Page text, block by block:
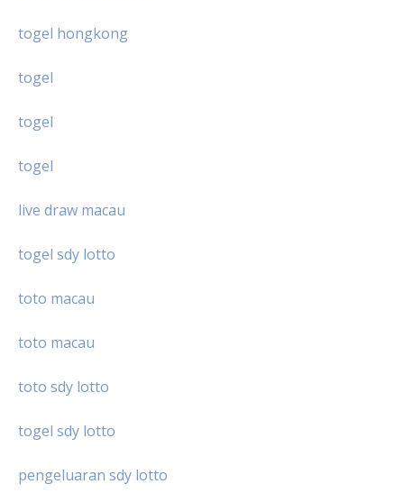
togel hongkong
togel
togel
togel
live draw macau
togel sdy lotto
toto macau
toto macau
toto sdy lotto
togel sdy lotto
pengeluaran sdy lotto